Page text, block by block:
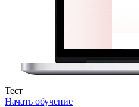
Тест
Начать обучение